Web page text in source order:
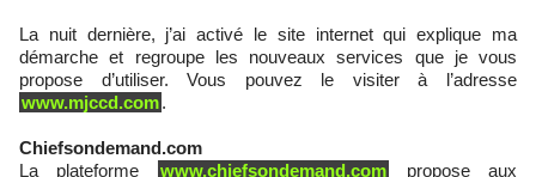
La nuit dernière, j’ai activé le site internet qui explique ma
démarche et regroupe les nouveaux services que je vous
propose d’utiliser. Vous pouvez le visiter à l’adresse
www.mjccd.com.
Chiefsondemand.com
La plateforme
www.chiefsondemand.com
propose aux